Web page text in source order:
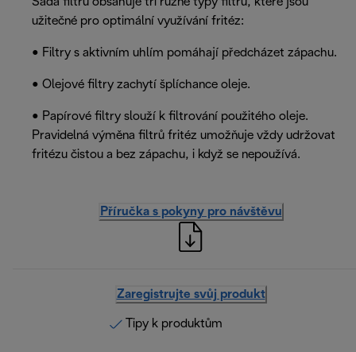
užitečné pro optimální využívání fritéz:
• Filtry s aktivním uhlím pomáhají předcházet zápachu.
• Olejové filtry zachytí šplíchance oleje.
• Papírové filtry slouží k filtrování použitého oleje.
Pravidelná výměna filtrů fritéz umožňuje vždy udržovat
fritézu čistou a bez zápachu, i když se nepoužívá.
Příručka s pokyny pro návštěvu
Zaregistrujte svůj produkt
Tipy k produktům